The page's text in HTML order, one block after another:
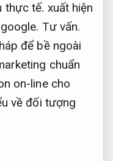
thực tế. xuất hiện
Tư vấn.
để bề ngoài
chuẩn
on-line cho
về đối tượng